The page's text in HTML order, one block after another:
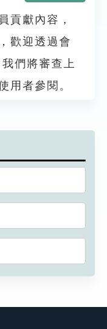
貢獻內容，
歡迎透過會
們將審查上
用者參閱。